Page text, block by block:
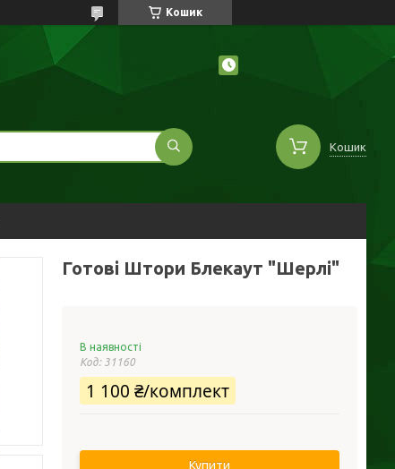
Кошик
Кошик
Готові Штори Блекаут "Шерлі"
В наявності
Код: 31160
1 100 ₴/комплект
Купити